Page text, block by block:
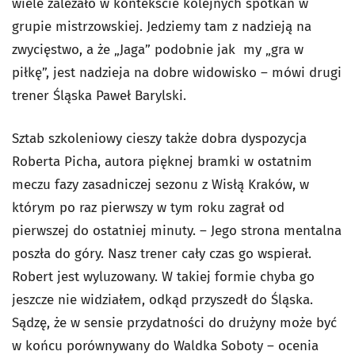
wiele zależało w kontekście kolejnych spotkań w
grupie mistrzowskiej. Jedziemy tam z nadzieją na
zwycięstwo, a że „Jaga” podobnie jak my „gra w
piłkę”, jest nadzieja na dobre widowisko – mówi drugi
trener Śląska Paweł Barylski.
Sztab szkoleniowy cieszy także dobra dyspozycja
Roberta Picha, autora pięknej bramki w ostatnim
meczu fazy zasadniczej sezonu z Wisłą Kraków, w
którym po raz pierwszy w tym roku zagrał od
pierwszej do ostatniej minuty. – Jego strona mentalna
poszła do góry. Nasz trener cały czas go wspierał.
Robert jest wyluzowany. W takiej formie chyba go
jeszcze nie widziałem, odkąd przyszedł do Śląska.
Sądzę, że w sensie przydatności do drużyny może być
w końcu porównywany do Waldka Soboty – ocenia